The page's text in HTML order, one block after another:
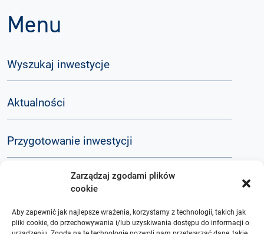
Zarządzaj zgodami plików
cookie
Aby zapewnić jak najlepsze wrażenia, korzystamy z technologii, takich jak
pliki cookie, do przechowywania i/lub uzyskiwania dostępu do informacji o
Menu
Wyszukaj inwestycje
Aktualności
Przygotowanie inwestycji
Komunikacja społeczna
Baza wiedzy